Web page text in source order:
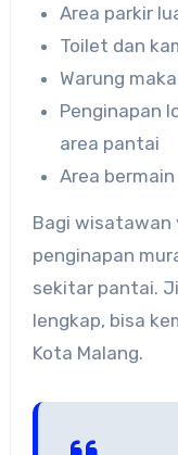
Area parkir
Toilet dan
Warung
Penginapan
area pantai
Area
Bagi wisatawan
penginapan
sekitar pantai.
lengkap, bisa
Kota Malang.